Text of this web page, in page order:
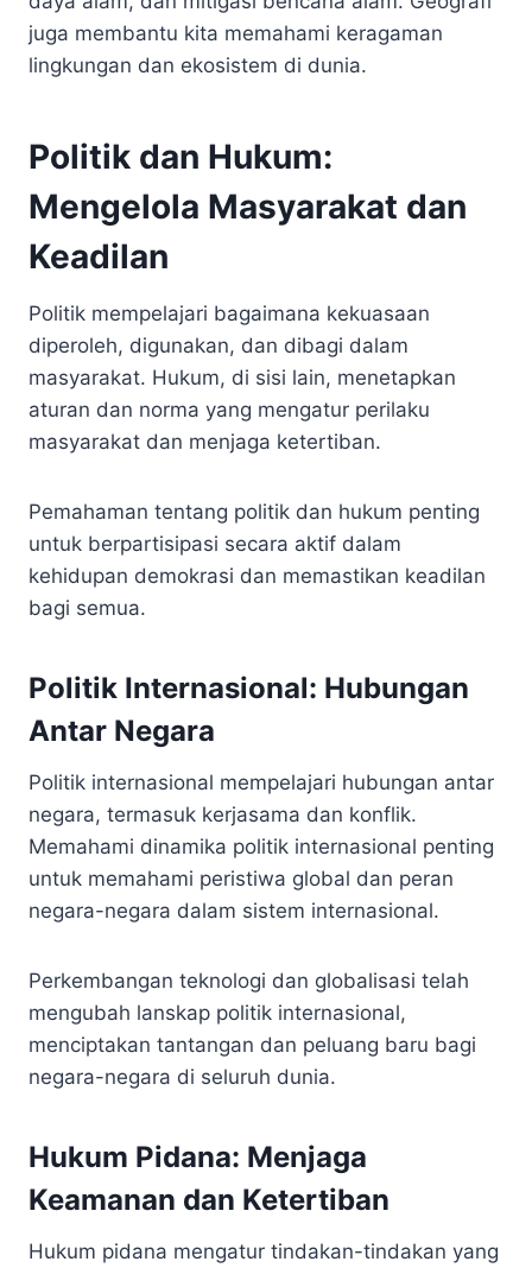
juga membantu kita memahami keragaman
lingkungan dan ekosistem di dunia.
Politik dan Hukum:
Mengelola Masyarakat dan
Keadilan
Politik mempelajari bagaimana kekuasaan
diperoleh, digunakan, dan dibagi dalam
masyarakat. Hukum, di sisi lain, menetapkan
aturan dan norma yang mengatur perilaku
masyarakat dan menjaga ketertiban.
Pemahaman tentang politik dan hukum penting
untuk berpartisipasi secara aktif dalam
kehidupan demokrasi dan memastikan keadilan
bagi semua.
Politik Internasional: Hubungan
Antar Negara
Politik internasional mempelajari hubungan antar
negara, termasuk kerjasama dan konflik.
Memahami dinamika politik internasional penting
untuk memahami peristiwa global dan peran
negara-negara dalam sistem internasional.
Perkembangan teknologi dan globalisasi telah
mengubah lanskap politik internasional,
menciptakan tantangan dan peluang baru bagi
negara-negara di seluruh dunia.
Hukum Pidana: Menjaga
Keamanan dan Ketertiban
Hukum pidana mengatur tindakan-tindakan yang